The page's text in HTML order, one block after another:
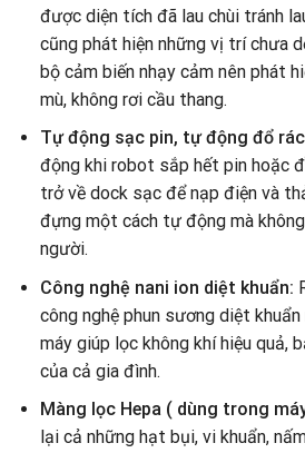
được diện tích đã lau chùi tránh
cũng phát hiện những vị trí chưa
bộ cảm biến nhạy cảm nên phát
mù, không rơi cầu thang.
Tự động sạc pin, tự động đổ
động khi robot sắp hết pin hoặc
trở về dock sạc để nạp điện và
đựng một cách tự động mà
người.
Công nghệ nani ion diệt khuẩn:
công nghệ phun sương diệt
máy giúp lọc không khí hiệu quả,
của cả gia đình.
Màng lọc Hepa ( dùng trong
lại cả những hạt bụi, vi khuẩn,